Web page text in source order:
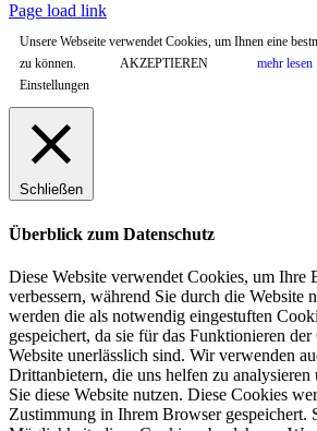
Page load link
Unsere Webseite verwendet Cookies, um Ihnen eine
zu können.
AKZEPTIEREN mehr lesen
Einstellungen
Schließen
Überblick zum Datenschutz
Diese Website verwendet Cookies, um Ihre
verbessern, während Sie durch die Website
werden die als notwendig eingestuften
gespeichert, da sie für das Funktionieren
Website unerlässlich sind. Wir verwenden
Drittanbietern, die uns helfen zu analysieren
Sie diese Website nutzen. Diese Cookies
Zustimmung in Ihrem Browser gespeichert.